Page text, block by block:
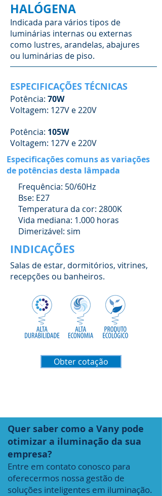
HALÓGENA
Indicada para vários tipos de
luminárias internas ou externas
como lustres, arandelas, abajures
ou luminárias de piso.
ESPECIFICAÇÕES TÉCNICAS
Potência: 70W
Voltagem: 127V e 220V
Potência: 105W
Voltagem: 127V e 220V
Especificações comuns as variações
de potências desta lâmpada
Frequência: 50/60Hz
Bse: E27
Temperatura da cor: 2800K
Vida mediana: 1.000 horas
Dimerizável: sim
INDICAÇÕES
Salas de estar, dormitórios, vitrines,
recepções ou banheiros.
Obter cotação
Quer saber como a Vany pode
otimizar a iluminação da sua
empresa?
Entre em contato conosco para
oferecermos nossa gestão de
soluções inteligentes em iluminação.